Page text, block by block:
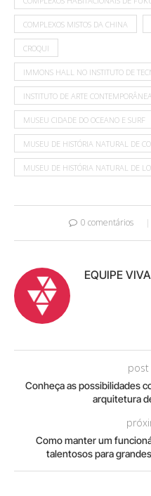
COMPLEXOS MISTOS DA CHINA
CROQUI
IMMONS HALL NO INSTITUTO DE
INSTITUTO DE ARTE
MUSEU CIDADE DO OCEANO E SURF
MUSEU DE HISTÓRIA NATURAL DE
MUSEU DE HISTÓRIA NATURAL DE
0 comentários
EQUIPE
post
Conheça as possibilidades
arquitetura
Como manter um
talentosos para